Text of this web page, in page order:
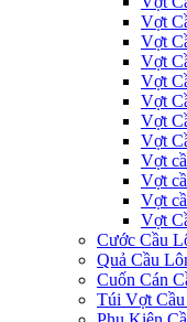
Vợt
Vợt
Vợt
Vợt
Vợt
Vợt
Vợt
Vợt
Vợt
Vợt
Vợt
Cước Cầu
Quả Cầu
Cuốn Cán
Túi Vợt